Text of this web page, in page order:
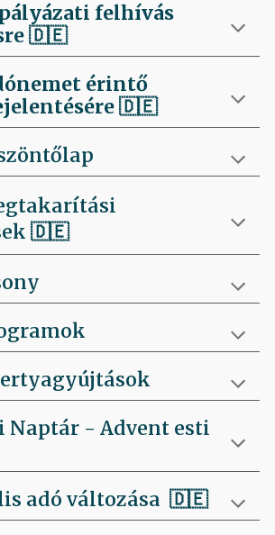
felhívás
🇩🇪
érintő
🇩🇪
🇩🇪
Naptár - Advent esti
adó változása 🇩🇪